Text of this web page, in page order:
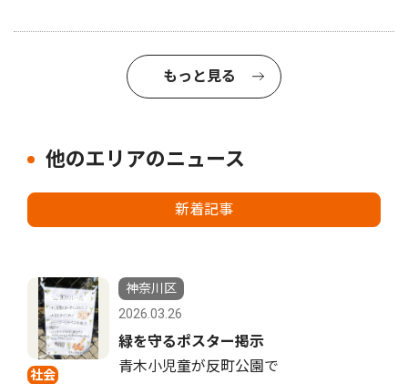
もっと見る
他のエリアのニュース
新着記事
社会
神奈川区
2026.03.26
緑を守るポスター掲示
青木小児童が反町公園で